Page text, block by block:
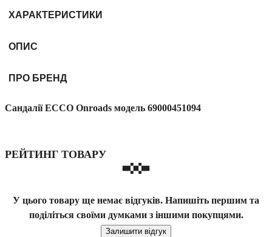
ХАРАКТЕРИСТИКИ
ОПИС
ПРО БРЕНД
Сандалії ECCO Onroads модель 69000451094
РЕЙТИНГ ТОВАРУ
У цього товару ще немає відгуків. Напишіть першим та
поділіться своїми думками з іншими покупцями.
Залишити відгук